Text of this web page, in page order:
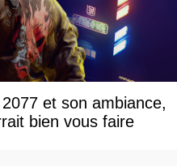
et son ambiance,
bien vous faire